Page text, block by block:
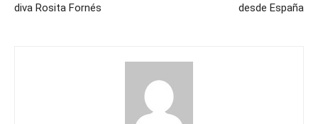
diva Rosita Fornés
desde España